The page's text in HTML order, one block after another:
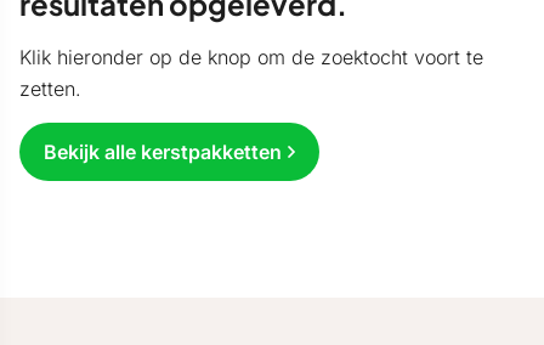
Klik hieronder op de knop om de zoektocht voort te
zetten.
Bekijk alle kerstpakketten